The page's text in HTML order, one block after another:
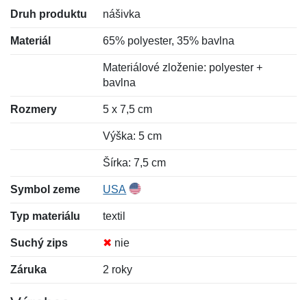
Druh produktu nášivka
Materiál 65% polyester, 35% bavlna
Materiálové zloženie: polyester +
bavlna
Rozmery 5 x 7,5 cm
Výška: 5 cm
Šírka: 7,5 cm
Symbol zeme USA
Typ materiálu textil
Suchý zips ✖ nie
Záruka 2 roky